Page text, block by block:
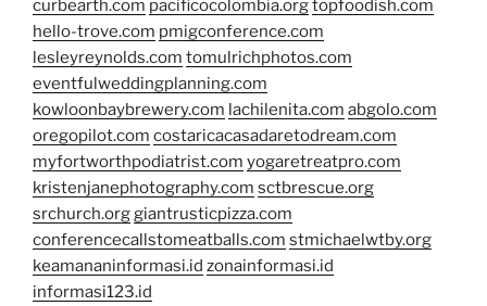
curbearth.com pacificocolombia.orgtopfoodish.com
hello-trove.com pmigconference.com
lesleyreynolds.com tomulrichphotos.com
eventfulweddingplanning.com
kowloonbaybrewery.com lachilenita.com abgolo.com
oregopilot.com costaricacasadaretodream.com
myfortworthpodiatrist.com yogaretreatpro.com
kristenjanephotography.com sctbrescue.org
srchurch.orggiantrusticpizza.com
conferencecallstomeatballs.com stmichaelwtby.org
keamananinformasi.id zonainformasi.id
informasi123.id